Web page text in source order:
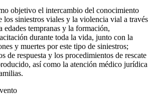
objetivo el intercambio del conocimiento
los siniestros viales y la violencia vial a través
edades tempranas y la formación,
durante toda la vida, junto con la
y muertes por este tipo de siniestros;
de respuesta y los procedimientos de rescate
así como la atención médico jurídica